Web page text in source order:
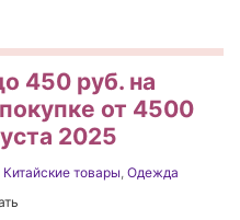
450 руб. на
от 4500
2025
Китайские товары, Одежда